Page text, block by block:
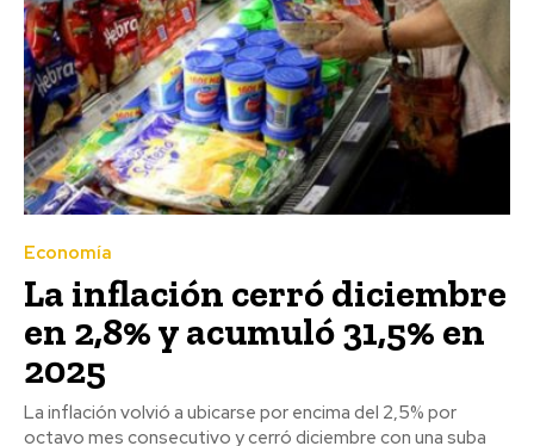
Economía
La inflación cerró diciembre
en 2,8% y acumuló 31,5% en
2025
La inflación volvió a ubicarse por encima del 2,5% por
octavo mes consecutivo y cerró diciembre con una suba